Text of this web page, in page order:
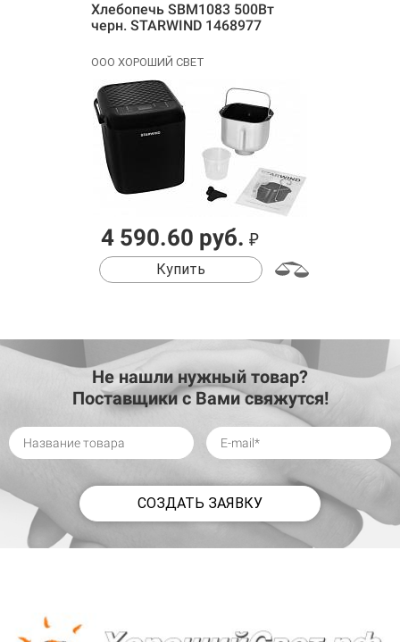
Хлебопечь SBM1083 500Вт
черн. STARWIND 1468977
ООО ХОРОШИЙ СВЕТ
4 590.60 руб. ₽
Купить
Не нашли нужный товар?
Поставщики с Вами свяжутся!
СОЗДАТЬ ЗАЯВКУ